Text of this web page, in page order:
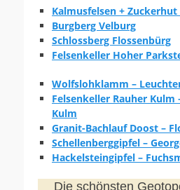
Kalmusfelsen +
Burgberg Velburg
Schlossberg Flossenbürg
Felsenkeller Hoher
Wolfslohklamm –
Felsenkeller Rauher Kulm
Kulm
Granit-Bachlauf Doost –
Schellenberggipfel –
Hackelsteingipfel –
Die schönsten